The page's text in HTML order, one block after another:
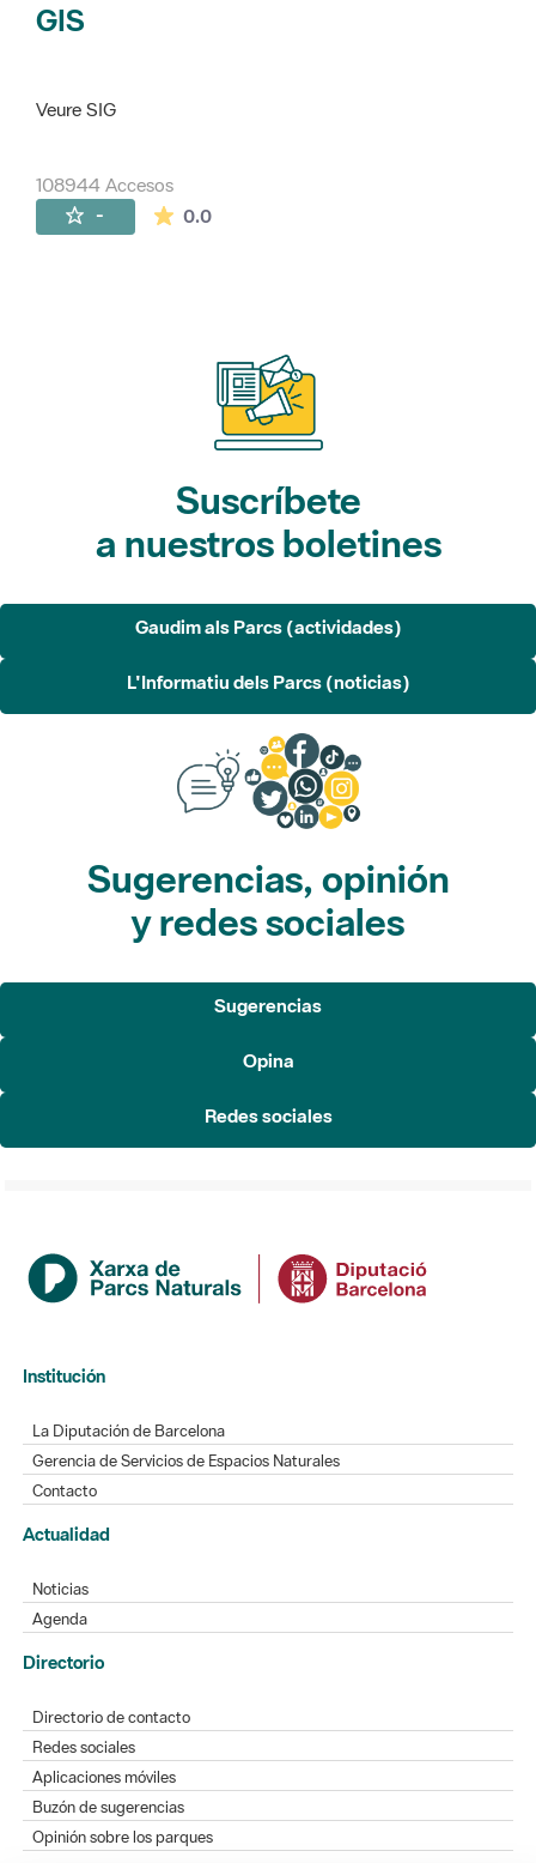
GIS
Veure SIG
108944 Accesos
- 0.0La valoración media es de 0 estrellas de
Suscríbete
a nuestros boletines
Gaudim als Parcs (actividades)
L'Informatiu dels Parcs (noticias)
Sugerencias, opinión
y redes sociales
Sugerencias
Opina
Redes sociales
Institución
La Diputación de Barcelona
Gerencia de Servicios de Espacios Naturales
Contacto
Actualidad
Noticias
Agenda
Directorio
Directorio de contacto
Redes sociales
Aplicaciones móviles
Buzón de sugerencias
Opinión sobre los parques